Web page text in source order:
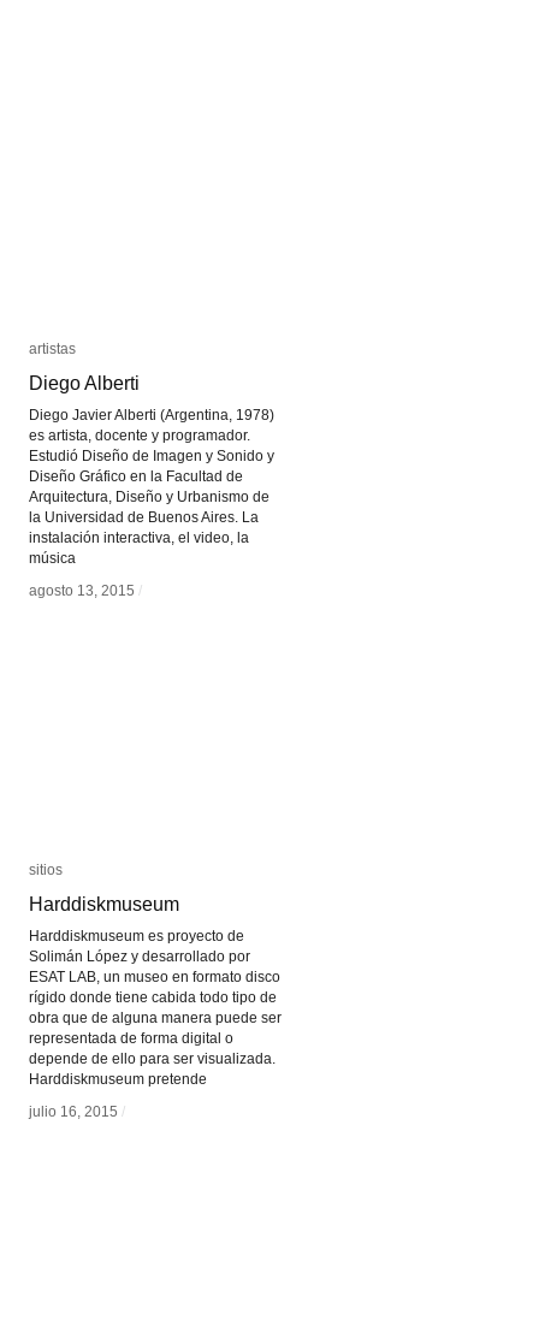
artistas
Diego Alberti
Diego Javier Alberti (Argentina, 1978)
es artista, docente y programador.
Estudió Diseño de Imagen y Sonido y
Diseño Gráfico en la Facultad de
Arquitectura, Diseño y Urbanismo de
la Universidad de Buenos Aires. La
instalación interactiva, el video, la
música
agosto 13, 2015 /
artistas
Diego Alberti
agosto 13, 2015 /
sitios
Harddiskmuseum
Harddiskmuseum es proyecto de
Solimán López y desarrollado por
ESAT LAB, un museo en formato disco
rígido donde tiene cabida todo tipo de
obra que de alguna manera puede ser
representada de forma digital o
depende de ello para ser visualizada.
Harddiskmuseum pretende
julio 16, 2015 /
sitios
Harddiskmuseum
julio 16, 2015 /